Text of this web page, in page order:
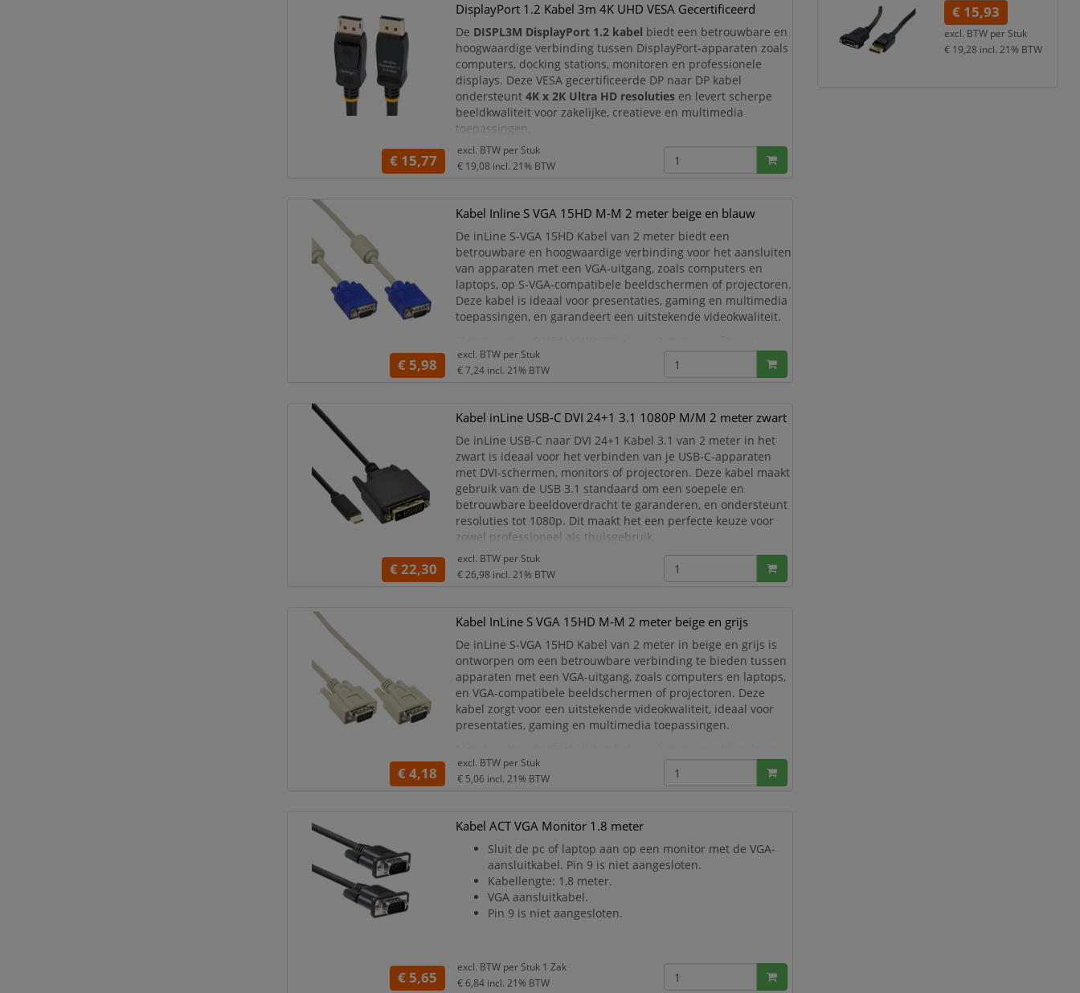
DisplayPort 1.2 Kabel 3m 4K UHD VESA Gecertificeerd
De DISPL3M DisplayPort 1.2 kabel biedt een betrouwbare en
hoogwaardige verbinding tussen DisplayPort-apparaten zoals
computers, docking stations, monitoren en professionele
displays. Deze VESA gecertificeerde DP naar DP kabel
ondersteunt4K x 2K Ultra HD resoluties en levert scherpe
beeldkwaliteit voor zakelijke, creatieve en multimedia
toepassingen.
DankzijHBR2-ondersteuning
profiteert u van hoge
bandbreedte en stabiele digitale video-overdr
€ 15,77
excl. BTW per Stuk
€ 19,08 incl. 21% BTW
Kabel Inline S VGA 15HD M-M 2 meter beige en blauw
De inLine S-VGA 15HD Kabel van 2 meter biedt een
betrouwbare en hoogwaardige verbinding voor het aansluiten
van apparaten met een VGA-uitgang, zoals computers en
laptops, op S-VGA-compatibele beeldschermen of projectoren.
Deze kabel is ideaal voor presentaties, gaming en multimedia
toepassingen, en garandeert een uitstekende videokwaliteit.
een gemakkelijke en effectieve verbinding vo
€ 5,98
excl. BTW per Stuk
€ 7,24 incl. 21% BTW
Kabel inLine USB-C DVI 24+1 3.1 1080P M/M 2 meter zwart
De inLine USB-C naar DVI 24+1 Kabel 3.1 van 2 meter in het
zwart is ideaal voor het verbinden van je USB-C-apparaten
met DVI-schermen, monitors of projectoren. Deze kabel maakt
gebruik van de USB 3.1 standaard om een soepele en
betrouwbare beeldoverdracht te garanderen, en ondersteunt
resoluties tot 1080p. Dit maakt het een perfecte keuze voor
zowel professioneel als thuisgebruik.
De inLine USB-C naar DVI Kabel 24+1 biedt een naadloze en
hoogw
€ 22,30
excl. BTW per Stuk
€ 26,98 incl. 21% BTW
Kabel InLine S VGA 15HD M-M 2 meter beige en grijs
De inLine S-VGA 15HD Kabel van 2 meter in beige en grijs is
ontworpen om een betrouwbare verbinding te bieden tussen
apparaten met een VGA-uitgang, zoals computers en laptops,
en VGA-compatibele beeldschermen of projectoren. Deze
kabel zorgt voor een uitstekende videokwaliteit, ideaal voor
presentaties, gaming en multimedia toepassingen.
een gemakkelijke en effectieve verbinding voor
€ 4,18
excl. BTW per Stuk
€ 5,06 incl. 21% BTW
Kabel ACT VGA Monitor 1.8 meter
Sluit de pc of laptop aan op een monitor met de VGA-
aansluitkabel. Pin 9 is niet aangesloten.
Kabellengte: 1,8 meter.
VGA aansluitkabel.
Pin 9 is niet aangesloten.
€ 5,65
excl. BTW per Stuk 1 Zak
€ 6,84 incl. 21% BTW
€ 15,93
excl. BTW per Stuk
€ 19,28 incl. 21% BTW